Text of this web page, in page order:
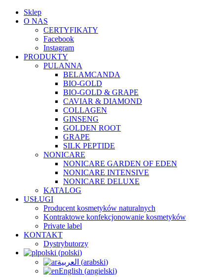
Sklep
O NAS
CERTYFIKATY
Facebook
Instagram
PRODUKTY
PULANNA
BELAMCANDA
BIO-GOLD
BIO-GOLD & GRAPE
CAVIAR & DIAMOND
COLLAGEN
GINSENG
GOLDEN ROOT
GRAPE
SILK PEPTIDE
NONICARE
NONICARE GARDEN OF EDEN
NONICARE INTENSIVE
NONICARE DELUXE
KATALOG
USŁUGI
Producent kosmetyków naturalnych
Kontraktowe konfekcjonowanie kosmetyków
Private label
KONTAKT
Dystrybutorzy
polski (polski)
العربية (arabski)
English (angielski)